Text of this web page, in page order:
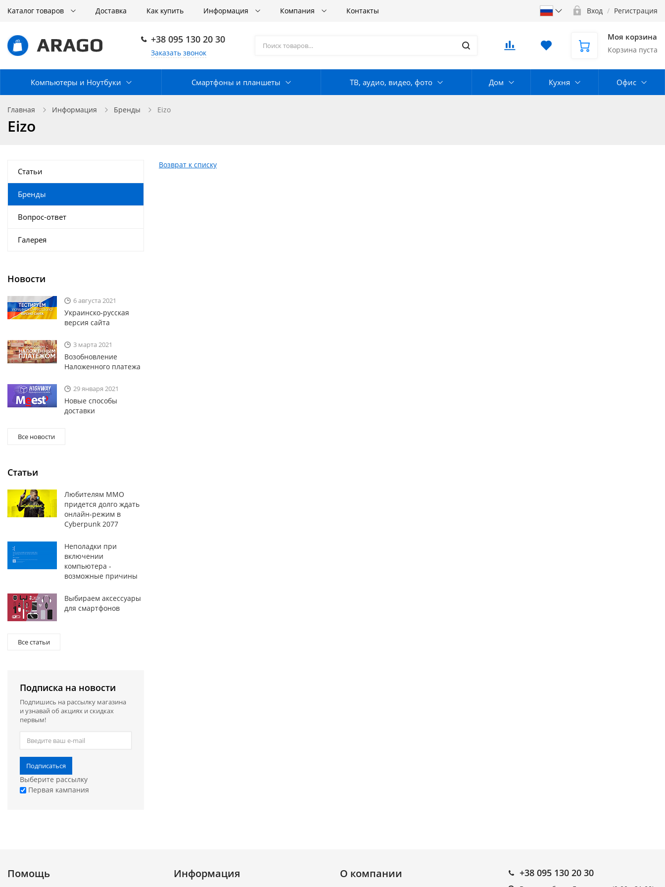
Каталог товаров Доставка Как купить Информация Компания Контакты Вход / Регистрация
+38 095 130 20 30
Заказать звонок
Моя корзина
Корзина пуста
Компьютеры и Ноутбуки Смартфоны и планшеты ТВ, аудио, видео, фото Дом Кухня Офис
Главная Информация Бренды Eizo
Eizo
Возврат к списку
Статьи
Бренды
Вопрос-ответ
Галерея
Новости
6 августа 2021
Украинско-русская
версия сайта
3 марта 2021
Возобновление
Наложенного платежа
29 января 2021
Новые способы
доставки
Все новости
Статьи
Любителям MMO
придется долго ждать
онлайн-режим в
Cyberpunk 2077
Неполадки при
включении
компьютера -
возможные причины
Выбираем аксессуары
для смартфонов
Все статьи
Подписка на новости
Подпишись на рассылку магазина
и узнавай об акциях и скидках
первым!
Подписаться
Выберите рассылку
Первая кампания
Помощь Информация О компании +38 095 130 20 30